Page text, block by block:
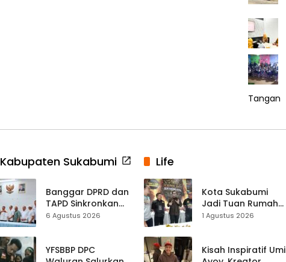
Tangan
Kabupaten Sukabumi
Banggar DPRD dan
TAPD Sinkronkan
Anggaran
Pendapatan
6 Agustus 2026
YFSBBP DPC
Life
Kota Sukabumi
Jadi Tuan Rumah
Kontes Batu Akik
1 Agustus 2026
Kisah Inspiratif Umi